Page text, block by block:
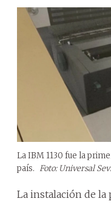
La IBM 1130 fue la
país. Foto: Universal
La instalación de